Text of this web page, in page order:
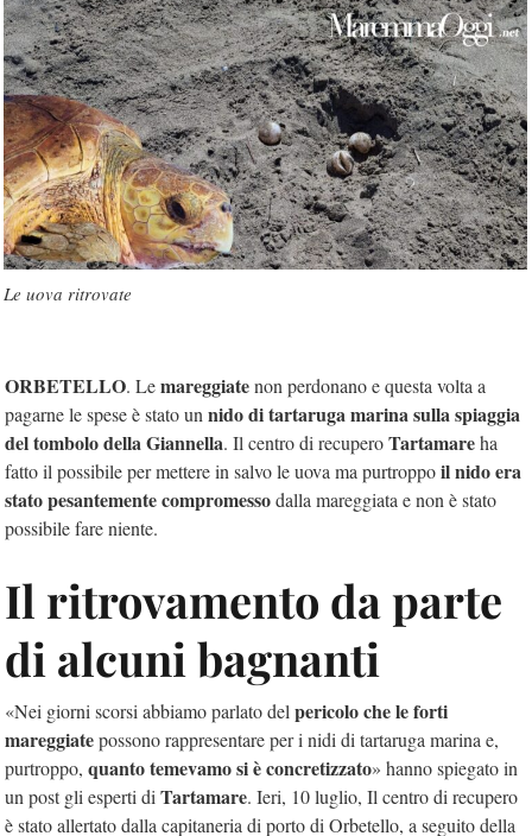
Le uova ritrovate
ORBETELLO. Lemareggiatenon perdonano e questa volta a
pagarne le spese è stato un nido di tartaruga marina sulla spiaggia
del tombolo della Giannella. Il centro di recuperoTartamareha
fatto il possibile per mettere in salvo le uova ma purtroppoil nido era
stato pesantemente compromessodalla mareggiata e non è stato
possibile fare niente.
Il ritrovamento da parte
di alcuni bagnanti
«Nei giorni scorsi abbiamo parlato del pericolo che le forti
mareggiatepossono rappresentare per i nidi di tartaruga marina e,
purtroppo, quanto temevamo si è concretizzato» hanno spiegato in
un post gli esperti di Tartamare. Ieri, 10 luglio, Il centro di recupero
è stato allertato dalla capitaneria di porto di Orbetello, a seguito della